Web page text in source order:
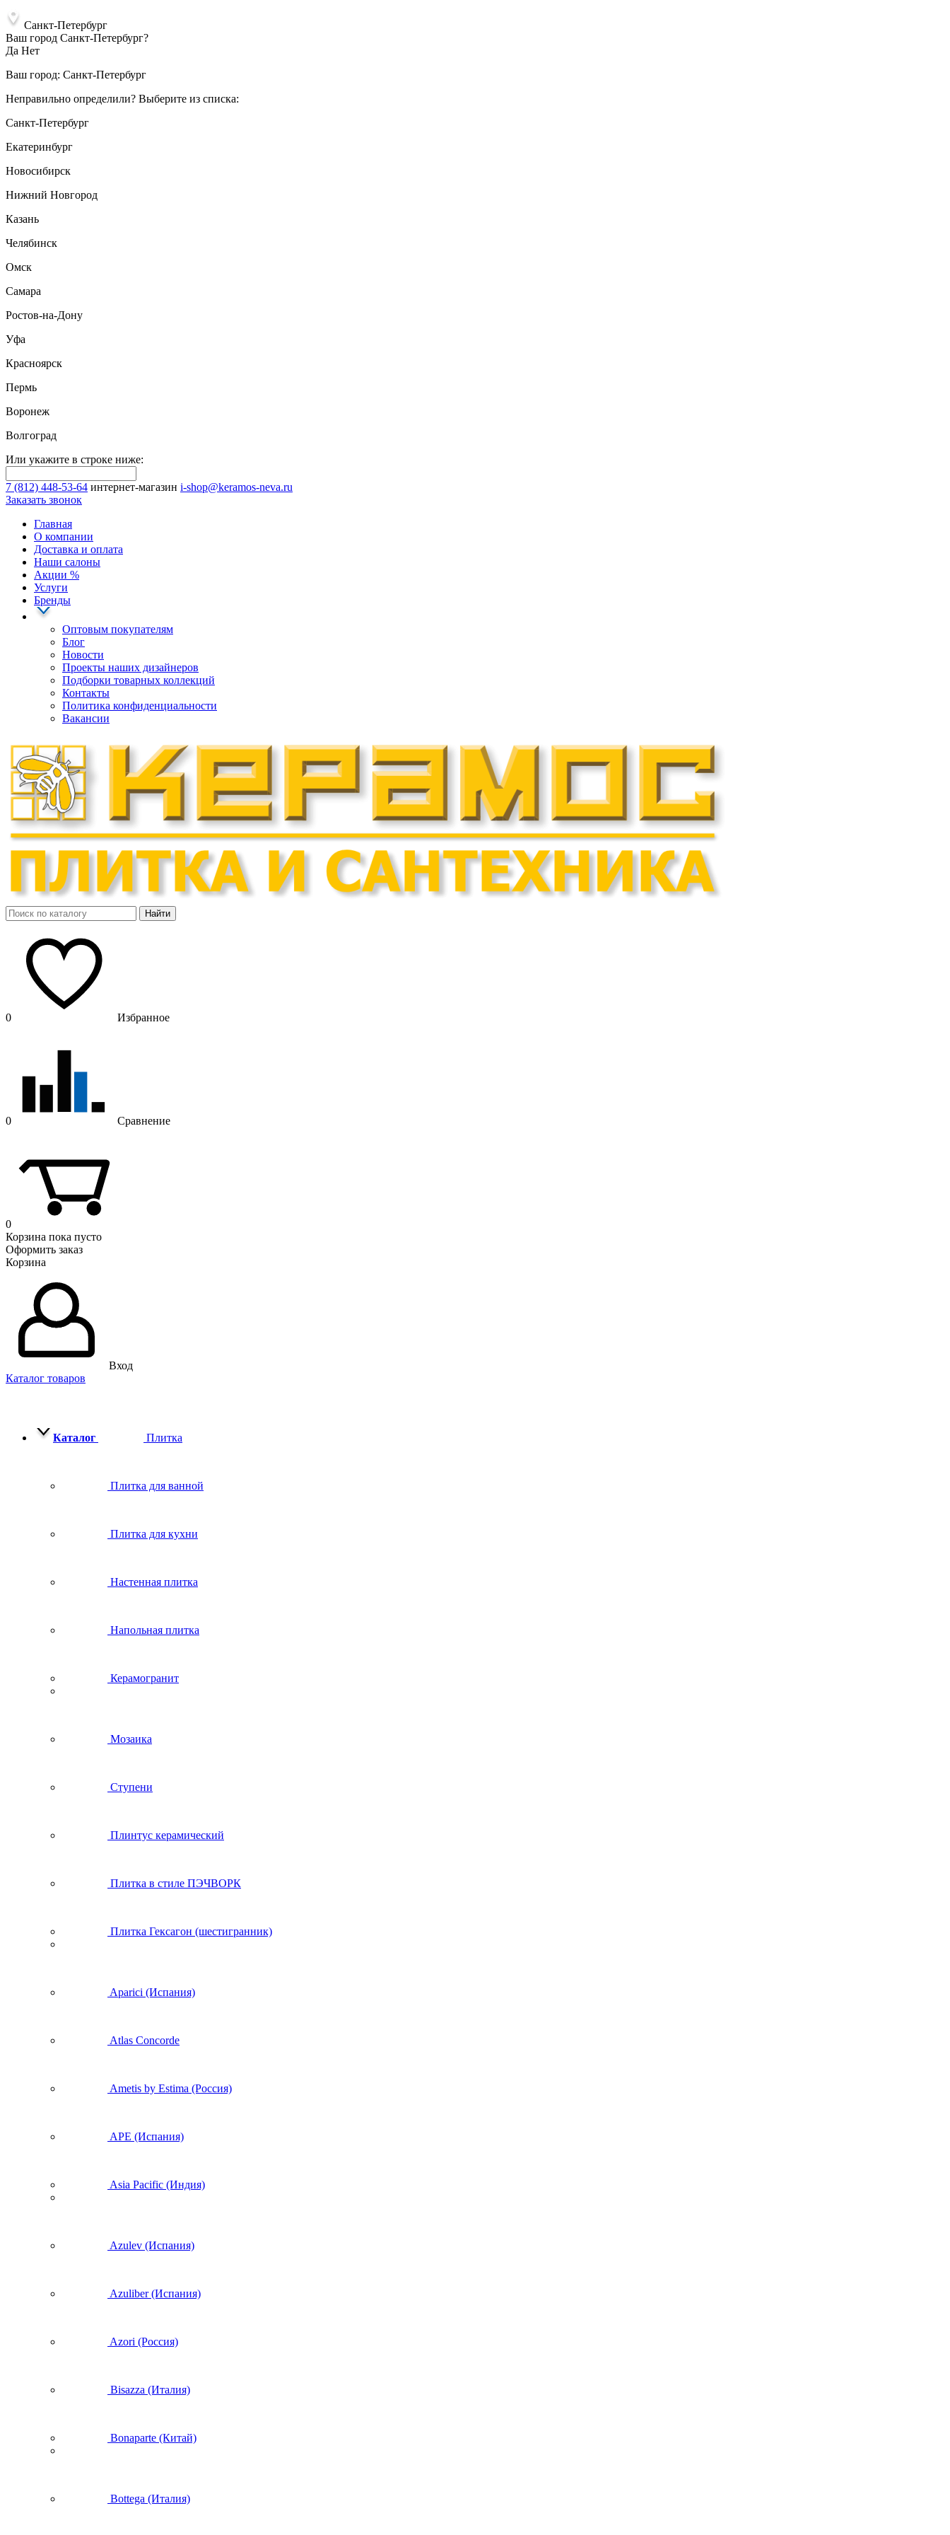
Санкт-Петербург
Ваш город Санкт-Петербург?
Да Нет
Ваш город: Санкт-Петербург
Неправильно определили? Выберите из списка:
Санкт-Петербург
Екатеринбург
Новосибирск
Нижний Новгород
Казань
Челябинск
Омск
Самара
Ростов-на-Дону
Уфа
Красноярск
Пермь
Воронеж
Волгоград
Или укажите в строке ниже:
7 (812) 448-53-64 интернет-магазин i-shop@keramos-neva.ru
Заказать звонок
Главная
О компании
Доставка и оплата
Наши cалоны
Акции %
Услуги
Бренды
Оптовым покупателям
Блог
Новости
Проекты наших дизайнеров
Подборки товарных коллекций
Контакты
Политика конфиденциальности
Вакансии
Найти
0 Избранное
0 Сравнение
0
Корзина пока пусто
Оформить заказ
Корзина
Вход
Каталог товаров
Каталог Плитка
Плитка для ванной
Плитка для кухни
Настенная плитка
Напольная плитка
Керамогранит
Мозаика
Ступени
Плинтус керамический
Плитка в стиле ПЭЧВОРК
Плитка Гексагон (шестигранник)
Aparici (Испания)
Atlas Concorde
Ametis by Estima (Россия)
APE (Испания)
Asia Pacific (Индия)
Azulev (Испания)
Azuliber (Испания)
Azori (Россия)
Bisazza (Италия)
Bonaparte (Китай)
Bottega (Италия)